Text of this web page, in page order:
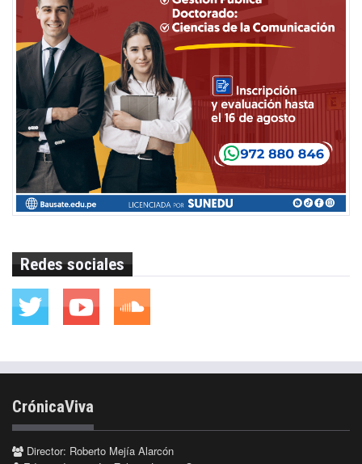
Redes sociales
CrónicaViva
Director: Roberto Mejía Alarcón